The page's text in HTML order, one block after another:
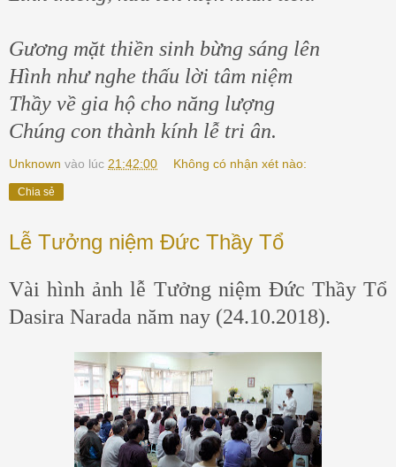
Gương mặt thiền sinh bừng sáng lên
Hình như nghe thấu lời tâm niệm
Thầy về gia hộ cho năng lượng
Chúng con thành kính lễ tri ân.
Unknown vào lúc 21:42:00 Không có nhận xét nào:
Chia sẻ
Lễ Tưởng niệm Đức Thầy Tổ
Vài hình ảnh lễ Tưởng niệm Đức Thầy Tổ
Dasira Narada năm nay (24.10.2018).